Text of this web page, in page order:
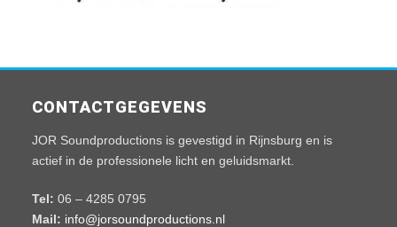
CONTACTGEGEVENS
JOR Soundproductions is gevestigd in Rijnsburg en is
actief in de professionele licht en geluidsmarkt.
Tel: 06 – 4285 0795
Mail: info@jorsoundproductions.nl